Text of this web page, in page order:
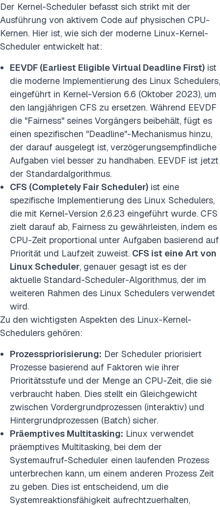
Der Kernel-Scheduler befasst sich strikt mit der
Ausführung von aktivem Code auf physischen CPU-
Kernen. Hier ist, wie sich der moderne Linux-Kernel-
Scheduler entwickelt hat:
EEVDF (Earliest Eligible Virtual Deadline First) ist
die moderne Implementierung des Linux Schedulers,
eingeführt in Kernel-Version 6.6 (Oktober 2023), um
den langjährigen CFS zu ersetzen. Während EEVDF
die "Fairness" seines Vorgängers beibehält, fügt es
einen spezifischen "Deadline"-Mechanismus hinzu,
der darauf ausgelegt ist, verzögerungsempfindliche
Aufgaben viel besser zu handhaben. EEVDF ist jetzt
der Standardalgorithmus.
CFS (Completely Fair Scheduler) ist eine
spezifische Implementierung des Linux Schedulers,
die mit Kernel-Version 2.6.23 eingeführt wurde. CFS
zielt darauf ab, Fairness zu gewährleisten, indem es
CPU-Zeit proportional unter Aufgaben basierend auf
Priorität und Laufzeit zuweist. CFS ist eine Art von
Linux Scheduler, genauer gesagt ist es der
aktuelle Standard-Scheduler-Algorithmus, der im
weiteren Rahmen des Linux Schedulers verwendet
wird.
Zu den wichtigsten Aspekten des Linux-Kernel-
Schedulers gehören:
Prozesspriorisierung: Der Scheduler priorisiert
Prozesse basierend auf Faktoren wie ihrer
Prioritätsstufe und der Menge an CPU-Zeit, die sie
verbraucht haben. Dies stellt ein Gleichgewicht
zwischen Vordergrundprozessen (interaktiv) und
Hintergrundprozessen (Batch) sicher.
Präemptives Multitasking: Linux verwendet
präemptives Multitasking, bei dem der
Systemaufruf-Scheduler einen laufenden Prozess
unterbrechen kann, um einem anderen Prozess Zeit
zu geben. Dies ist entscheidend, um die
Systemreaktionsfähigkeit aufrechtzuerhalten,